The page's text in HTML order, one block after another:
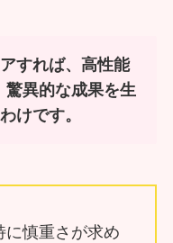
すれば、高性能
異的な成果を生
けです。
に慎重さが求め